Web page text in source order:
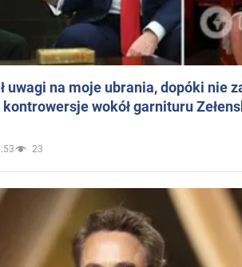
uwagi na moje ubrania, dopóki nie
wokół garnituru
23